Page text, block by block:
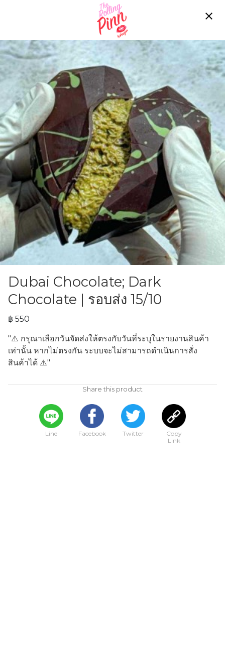
Free delivery over ฿2200!
Dubai Chocolate; Dark
Chocolate | รอบส่ง 15/10
฿ 550
"⚠️ กรุณาเลือกวันจัดส่งให้ตรงกับวันที่ระบุในรายงานสินค้า
เท่านั้น หากไม่ตรงกัน ระบบจะไม่สามารถดำเนินการสั่ง
สินค้าได้ ⚠️"
Share this product
Line Facebook Twitter
Copy
Link